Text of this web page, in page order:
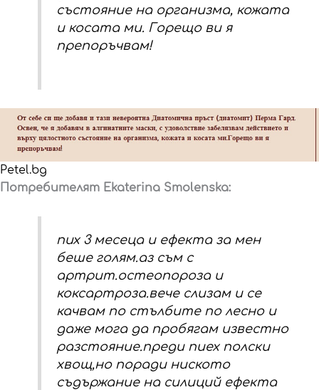
състояние на организма, кожата
и косата ми. Горещо ви я
препоръчвам!
Petel.bg
Потребителят Ekaterina Smolenska:
пих 3 месеца и ефекта за мен
беше голям.аз съм с
артрит.остеопороза и
коксартроза.вече слизам и се
качвам по стълбите по лесно и
даже мога да пробягам известно
разстояние.преди пиех полски
хвощ,но поради ниското
съдържание на силиций ефекта